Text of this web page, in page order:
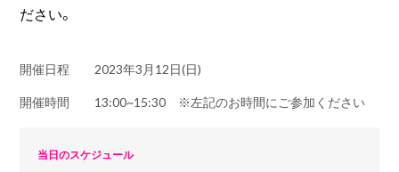
ださい。
開催日程
2023年3月12日(日)
開催時間
13:00~15:30 ※左記のお時間にご参加ください
当日のスケジュール